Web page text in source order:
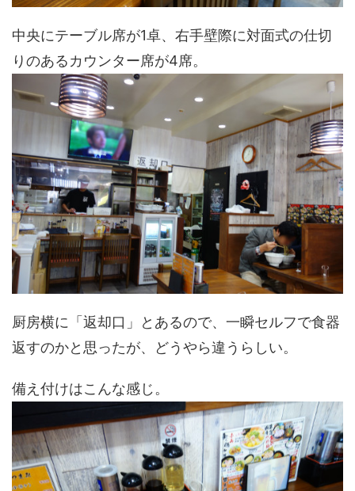
中央にテーブル席が1卓、右手壁際に対面式の仕切
りのあるカウンター席が4席。
厨房横に「返却口」とあるので、一瞬セルフで食器
返すのかと思ったが、どうやら違うらしい。
備え付けはこんな感じ。